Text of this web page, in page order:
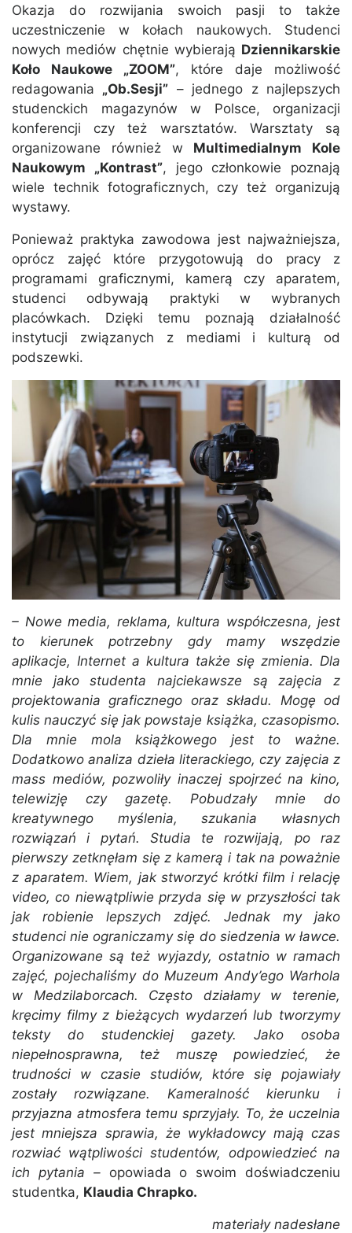
Okazja do rozwijania swoich pasji to także
uczestniczenie w kołach naukowych. Studenci
nowych mediów chętnie wybierają Dziennikarskie
Koło Naukowe „ZOOM”, które daje możliwość
redagowania „Ob.Sesji” – jednego z najlepszych
studenckich magazynów w Polsce, organizacji
konferencji czy też warsztatów. Warsztaty są
organizowane również w Multimedialnym Kole
Naukowym „Kontrast”, jego członkowie poznają
wiele technik fotograficznych, czy też organizują
wystawy.
Ponieważ praktyka zawodowa jest najważniejsza,
oprócz zajęć które przygotowują do pracy z
programami graficznymi, kamerą czy aparatem,
studenci odbywają praktyki w wybranych
placówkach. Dzięki temu poznają działalność
instytucji związanych z mediami i kulturą od
podszewki.
– Nowe media, reklama, kultura współczesna, jest
to kierunek potrzebny gdy mamy wszędzie
aplikacje, Internet a kultura także się zmienia. Dla
mnie jako studenta najciekawsze są zajęcia z
projektowania graficznego oraz składu. Mogę od
kulis nauczyć się jak powstaje książka, czasopismo.
Dla mnie mola książkowego jest to ważne.
Dodatkowo analiza dzieła literackiego, czy zajęcia z
mass mediów, pozwoliły inaczej spojrzeć na kino,
telewizję czy gazetę. Pobudzały mnie do
kreatywnego myślenia, szukania własnych
rozwiązań i pytań. Studia te rozwijają, po raz
pierwszy zetknęłam się z kamerą i tak na poważnie
z aparatem. Wiem, jak stworzyć krótki film i relację
video, co niewątpliwie przyda się w przyszłości tak
jak robienie lepszych zdjęć. Jednak my jako
studenci nie ograniczamy się do siedzenia w ławce.
Organizowane są też wyjazdy, ostatnio w ramach
zajęć, pojechaliśmy do Muzeum Andy’ego Warhola
w Medzilaborcach. Często działamy w terenie,
kręcimy filmy z bieżących wydarzeń lub tworzymy
teksty do studenckiej gazety. Jako osoba
niepełnosprawna, też muszę powiedzieć, że
trudności w czasie studiów, które się pojawiały
zostały rozwiązane. Kameralność kierunku i
przyjazna atmosfera temu sprzyjały. To, że uczelnia
jest mniejsza sprawia, że wykładowcy mają czas
rozwiać wątpliwości studentów, odpowiedzieć na
ich pytania –opowiada o swoim doświadczeniu
studentka, Klaudia Chrapko.
materiały nadesłane